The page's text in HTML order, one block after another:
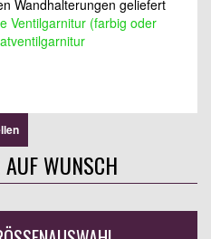
Wandhalterungen geliefert
Ventilgarnitur (farbig oder
AUF WUNSCH